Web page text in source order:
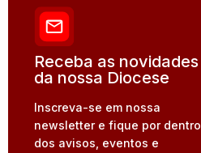
Receba as novidades
da nossa Diocese
Inscreva-se em nossa
newsletter e fique por dentro
dos avisos, eventos e